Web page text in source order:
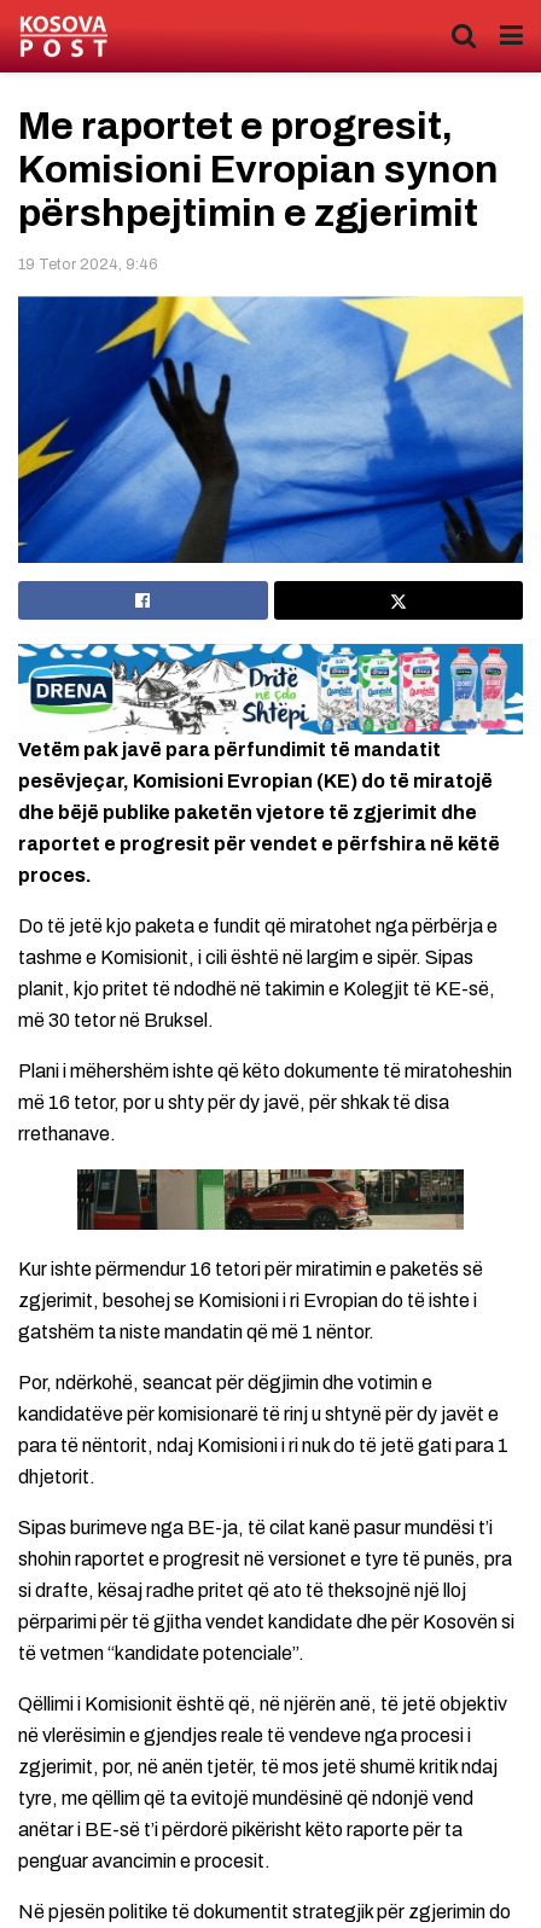
Me raportet e progresit,
Komisioni Evropian synon
përshpejtimin e zgjerimit
19 Tetor 2024, 9:46
Vetëm pak javë para përfundimit të mandatit
pesëvjeçar, Komisioni Evropian (KE) do të miratojë
dhe bëjë publike paketën vjetore të zgjerimit dhe
raportet e progresit për vendet e përfshira në këtë
proces.
Do të jetë kjo paketa e fundit që miratohet nga përbërja e
tashme e Komisionit, i cili është në largim e sipër. Sipas
planit, kjo pritet të ndodhë në takimin e Kolegjit të KE-së,
më 30 tetor në Bruksel.
Plani i mëhershëm ishte që këto dokumente të miratoheshin
më 16 tetor, por u shty për dy javë, për shkak të disa
rrethanave.
Kur ishte përmendur 16 tetori për miratimin e paketës së
zgjerimit, besohej se Komisioni i ri Evropian do të ishte i
gatshëm ta niste mandatin që më 1 nëntor.
Por, ndërkohë, seancat për dëgjimin dhe votimin e
kandidatëve për komisionarë të rinj u shtynë për dy javët e
para të nëntorit, ndaj Komisioni i ri nuk do të jetë gati para 1
dhjetorit.
Sipas burimeve nga BE-ja, të cilat kanë pasur mundësi t’i
shohin raportet e progresit në versionet e tyre të punës, pra
si drafte, kësaj radhe pritet që ato të theksojnë një lloj
përparimi për të gjitha vendet kandidate dhe për Kosovën si
të vetmen “kandidate potenciale”.
Qëllimi i Komisionit është që, në njërën anë, të jetë objektiv
në vlerësimin e gjendjes reale të vendeve nga procesi i
zgjerimit, por, në anën tjetër, të mos jetë shumë kritik ndaj
tyre, me qëllim që ta evitojë mundësinë që ndonjë vend
anëtar i BE-së t’i përdorë pikërisht këto raporte për ta
penguar avancimin e procesit.
Në pjesën politike të dokumentit strategjik për zgjerimin do